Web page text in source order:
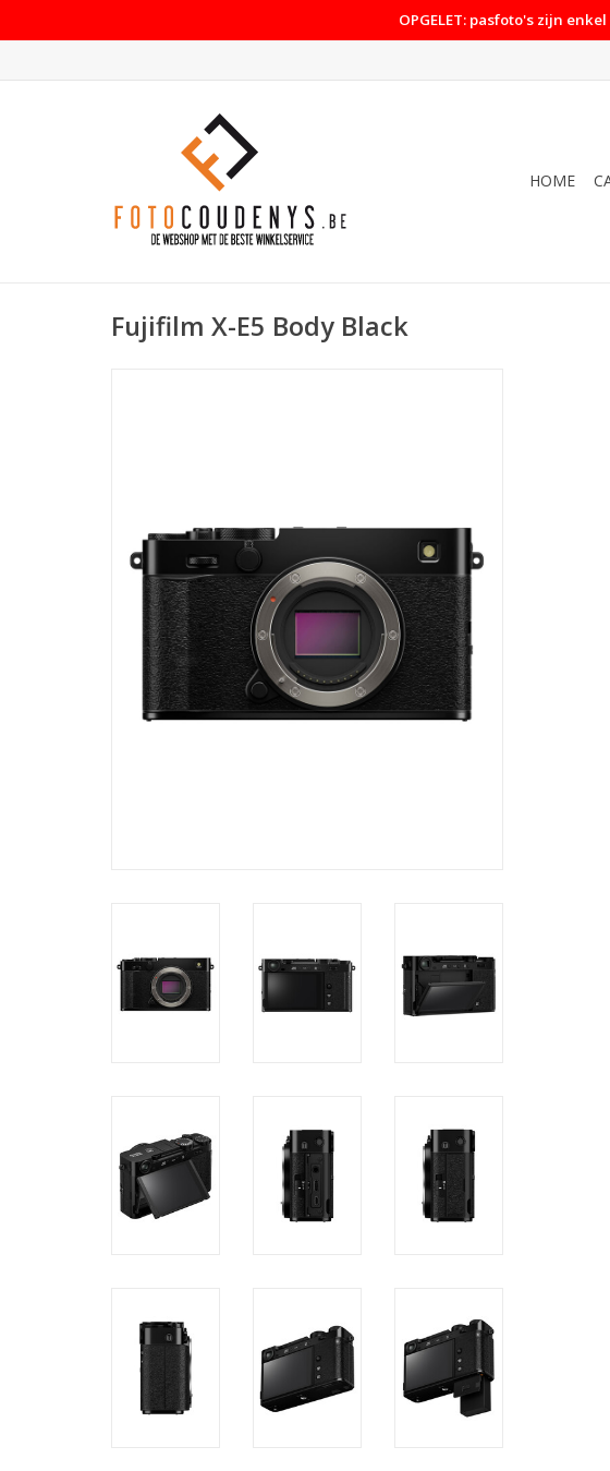
OPGELET: pasfoto's zijn
HOME
Fujifilm X-E5 Body Black